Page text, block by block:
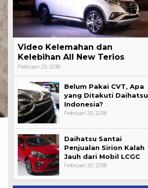
Video Kelemahan dan
Kelebihan All New Terios
Februari 20, 2018
Belum Pakai CVT, Apa
yang Ditakuti Daihatsu
Indonesia?
Februari 20, 2018
Daihatsu Santai
Penjualan Sirion Kalah
Jauh dari Mobil LCGC
Februari 20, 2018